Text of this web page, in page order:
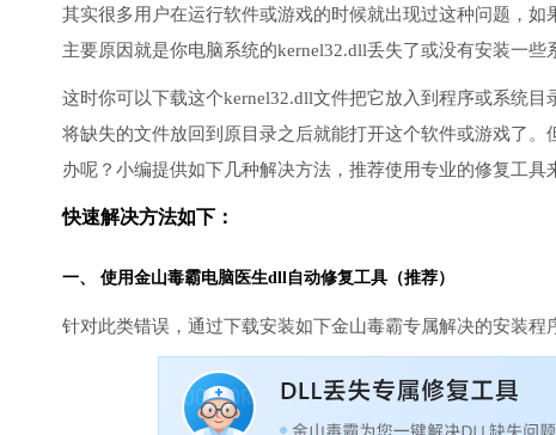
其实很多用户在运行软件或游戏的时候就出现过这种问题，
主要原因就是你电脑系统的kernel32.dll丢失了或没有安装一些
这时你可以下载这个kernel32.dll文件把它放入到程序或系统
将缺失的文件放回到原目录之后就能打开这个软件或游戏了
办呢？小编提供如下几种解决方法，推荐使用专业的修复工具
快速解决方法如下：
一、 使用金山毒霸电脑医生dll自动修复工具（推荐）
针对此类错误，通过下载安装如下金山毒霸专属解决的安装程